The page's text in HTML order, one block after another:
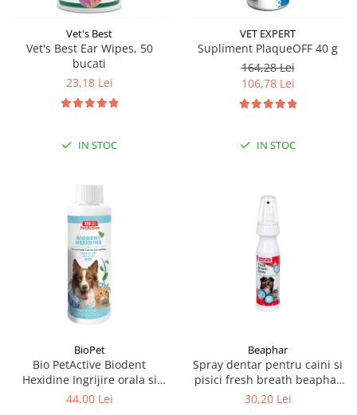
Vet's Best
Vet's Best Ear Wipes, 50
bucati
23,18 Lei
IN STOC
VET EXPERT
Supliment PlaqueOFF 40 g
164,28 Lei
106,78 Lei
IN STOC
BioPet
Bio PetActive Biodent
Hexidine Ingrijire orala si
dentara pentru caini si pisici
44,00 Lei
Beaphar
Spray dentar pentru caini si
pisici fresh breath beaphar
150ml
30,20 Lei